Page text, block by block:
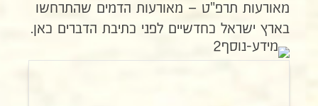
מאורעות תרפ"ט – מאורעות הדמים שהתרחשו
בארץ ישראל כחדשיים לפני כתיבת הדברים כאן.